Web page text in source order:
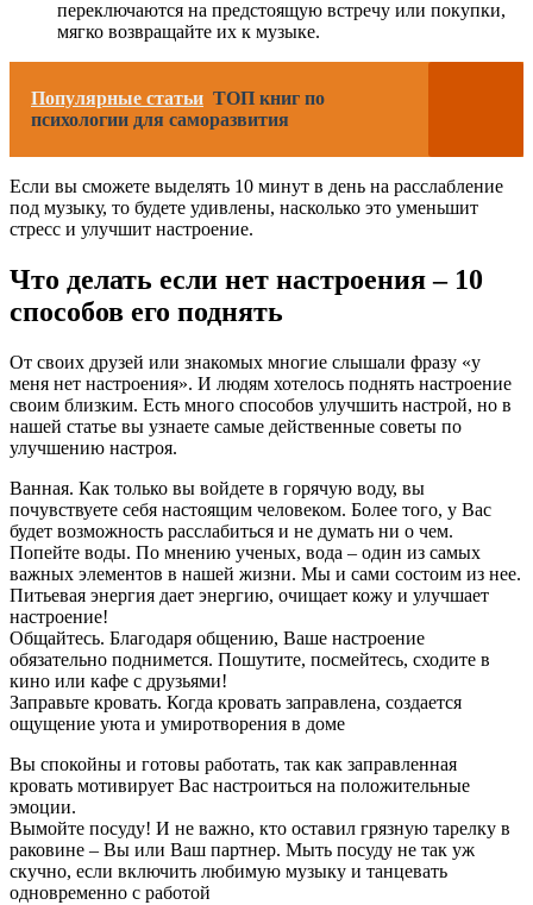
переключаются на предстоящую встречу или покупки,
мягко возвращайте их к музыке.
Популярные статьи ТОП книг по
психологии для саморазвития
Если вы сможете выделять 10 минут в день на расслабление
под музыку, то будете удивлены, насколько это уменьшит
стресс и улучшит настроение.
Что делать если нет настроения – 10
способов его поднять
От своих друзей или знакомых многие слышали фразу «у
меня нет настроения». И людям хотелось поднять настроение
своим близким. Есть много способов улучшить настрой, но в
нашей статье вы узнаете самые действенные советы по
улучшению настроя.
Ванная. Как только вы войдете в горячую воду, вы
почувствуете себя настоящим человеком. Более того, у Вас
будет возможность расслабиться и не думать ни о чем.
Попейте воды. По мнению ученых, вода – один из самых
важных элементов в нашей жизни. Мы и сами состоим из нее.
Питьевая энергия дает энергию, очищает кожу и улучшает
настроение!
Общайтесь. Благодаря общению, Ваше настроение
обязательно поднимется. Пошутите, посмейтесь, сходите в
кино или кафе с друзьями!
Заправьте кровать. Когда кровать заправлена, создается
ощущение уюта и умиротворения в доме
Вы спокойны и готовы работать, так как заправленная
кровать мотивирует Вас настроиться на положительные
эмоции.
Вымойте посуду! И не важно, кто оставил грязную тарелку в
раковине – Вы или Ваш партнер. Мыть посуду не так уж
скучно, если включить любимую музыку и танцевать
одновременно с работой